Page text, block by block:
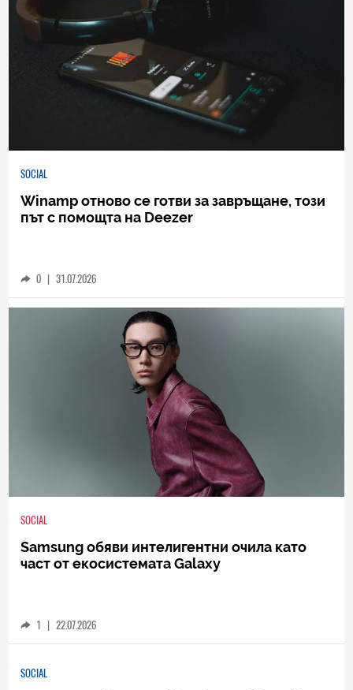
SOCIAL
Winamp отново се готви за завръщане, този
път с помощта на Deezer
0 | 31.07.2026
SOCIAL
Samsung обяви интелигентни очила като
част от екосистемата Galaxy
1 | 22.07.2026
SOCIAL